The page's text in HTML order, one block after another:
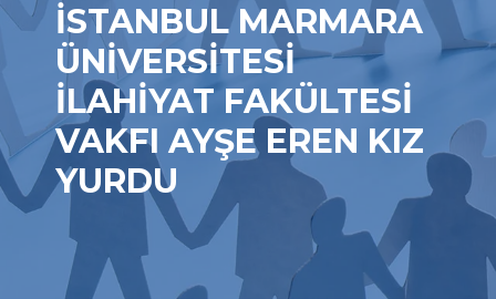
İSTANBUL MARMARA
ÜNIVERSITESI
İLAHIYAT FAKÜLTESI
VAKFI AYŞE EREN KIZ
YURDU